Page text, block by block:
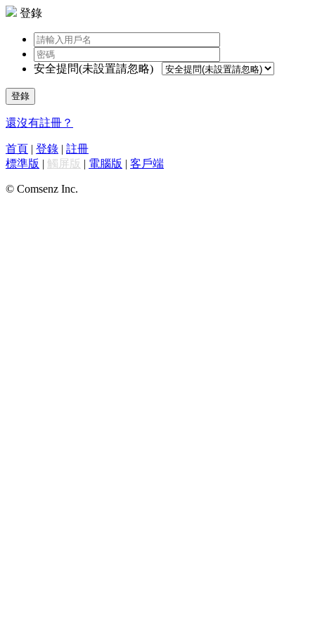
登錄
安全提問(未設置請忽略)
登錄
還沒有註冊？
首頁 | 登錄 | 註冊
標準版 | 觸屏版 | 電腦版 | 客戶端
© Comsenz Inc.